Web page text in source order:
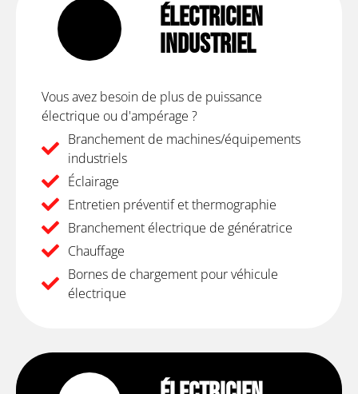
Électricien
Industriel
Vous avez besoin de plus de puissance
électrique ou d'ampérage ?
Branchement de machines/équipements
industriels
Éclairage
Entretien préventif et thermographie
Branchement électrique de génératrice
Chauffage
Bornes de chargement pour véhicule
électrique